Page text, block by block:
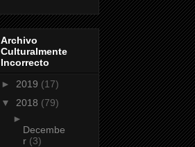
Archivo
Culturalmente
Incorrecto
► 2019 (17)
▼ 2018 (79)
►
Decembe
r (3)